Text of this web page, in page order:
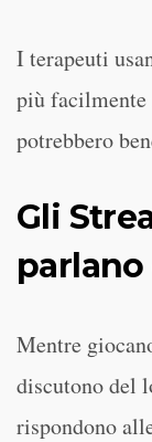
I terapeuti
più facilmente
potrebbero
Gli
Mentre
discutono del
rispondono